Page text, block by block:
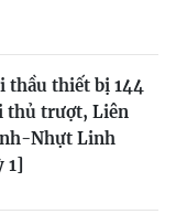
thầu thiết bị 144
thủ trượt, Liên
Nhựt Linh